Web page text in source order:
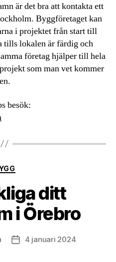
är det bra att kontakta ett
Byggföretaget kan
i projektet från start till
tills lokalen är färdig och
företag hjälper till hela
som man vet kommer
besök:
Kategorier
ditt
i Örebro
Inläggsdatum
4 januari 2024